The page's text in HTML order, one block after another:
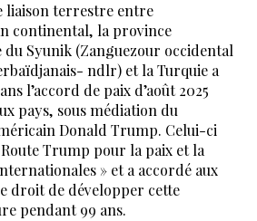
liaison terrestre entre
continental, la province
du Syunik (Zanguezour occidental
ndlr) et la Turquie a
l’accord de paix d’août 2025
pays, sous médiation du
Donald Trump. Celui-ci
Route Trump pour la paix et la
» et a accordé aux
droit de développer cette
pendant 99 ans.